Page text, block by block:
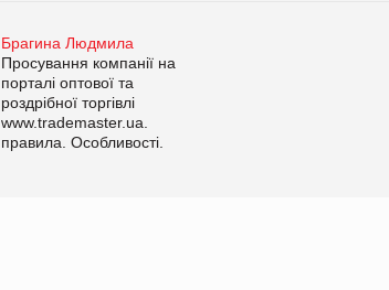
Брагина Людмила
Просування компанії на
порталі оптової та
роздрібної торгівлі
www.trademaster.ua.
правила. Особливості.